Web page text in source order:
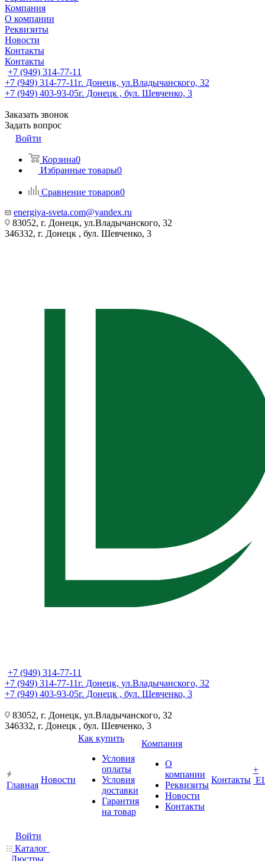
Компания
О компании
Реквизиты
Новости
Контакты
Контакты
+7 (949) 314-77-11
+7 (949) 314-77-11г. Донецк, ул.Владычанского, 32
+7 (949) 403-93-05г. Донецк , бул. Шевченко, 3
Заказать звонок
Задать вопрос
Войти
Корзина0
Избранные товары0
Сравнение товаров0
energiya-sveta.com@yandex.ru
83052, г. Донецк, ул.Владычанского, 32
346332, г. Донецк , бул. Шевченко, 3
+7 (949) 314-77-11
+7 (949) 314-77-11г. Донецк, ул.Владычанского, 32
+7 (949) 403-93-05г. Донецк , бул. Шевченко, 3
83052, г. Донецк, ул.Владычанского, 32
346332, г. Донецк , бул. Шевченко, 3
Главная
Новости
Как купить
Условия
оплаты
Условия
доставки
Гарантия
на товар
Компания
О
компании
Реквизиты
Новости
Контакты
Контакты
+
Войти
Каталог
Люстры